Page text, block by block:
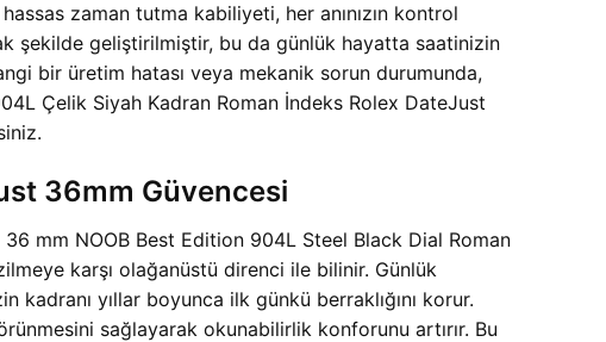
zaman tutma kabiliyeti, her anınızın kontrol
şekilde geliştirilmiştir, bu da günlük hayatta saatinizin
bir üretim hatası veya mekanik sorun durumunda,
Çelik Siyah Kadran Roman İndeks Rolex DateJust
36mm Güvencesi
mm NOOB Best Edition 904L Steel Black Dial Roman
karşı olağanüstü direnci ile bilinir. Günlük
yıllar boyunca ilk günkü berraklığını korur.
sağlayarak okunabilirlik konforunu artırır. Bu